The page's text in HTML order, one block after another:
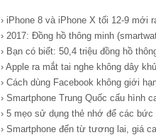
› iPhone 8 và iPhone X tối 12-9 mới
› 2017: Đồng hồ thông minh
› Bạn có biết: 50,4 triệu đồng hồ
› Apple ra mắt tai nghe không dây
› Cách dùng Facebook không giới
› Smartphone Trung Quốc cấu hình
› 5 mẹo sử dụng thẻ nhớ để các
› Smartphone đến từ tương lai, giá